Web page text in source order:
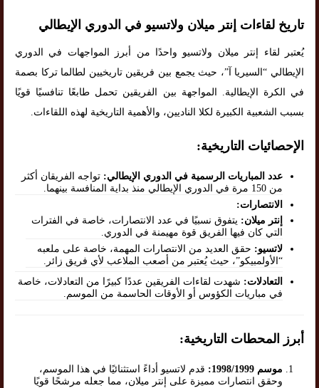
تاريخ لقاءات إنتر ميلان ولاتسيو في الدوري الإيطالي
يُعتبر لقاء إنتر ميلان ولاتسيو واحدًا من أبرز المواجهات في الدوري
الإيطالي “السيريا آ”، حيث يجمع بين فريقين تاريخيين لطالما تركا بصمة
في الكرة الإيطالية. المواجهة بين الفريقين تحمل طابعًا تنافسيًا قويًا
بسبب الشعبية الكبيرة لكلا الناديين، والأهمية التاريخية لهذه اللقاءات.
الإحصائيات التاريخية:
عدد المباريات الرسمية في الدوري الإيطالي: تواجه الفريقان أكثر
من 150 مرة في الدوري الإيطالي منذ بداية المنافسة بينهما.
الانتصارات:
إنتر ميلان: يتفوق نسبيًا في عدد الانتصارات، خاصة في الفترات
التي كان فيها الفريق قوة مهيمنة في الدوري.
لاتسيو: حقق العديد من الانتصارات المهمة، خاصة على ملعبه
“الأولمبيكو”، حيث يُعتبر من أصعب الملاعب لأي فريق زائر.
التعادلات: شهدت لقاءات الفريقين عددًا كبيرًا من التعادلات، خاصة
في مباريات الكؤوس أو الأوقات الحاسمة من الموسم.
أبرز المحطات التاريخية:
موسم 1998/1999:
قدم لاتسيو أداءً استثنائيًا في هذا الموسم،
وحقق انتصارات مميزة على إنتر ميلان، مما جعله مرشحًا قويًا